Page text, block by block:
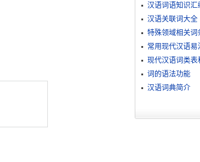
汉语词语知识汇
汉语关联词大全
特殊领域相关词
常用现代汉语易
现代汉语词类表
词的语法功能
汉语词典简介